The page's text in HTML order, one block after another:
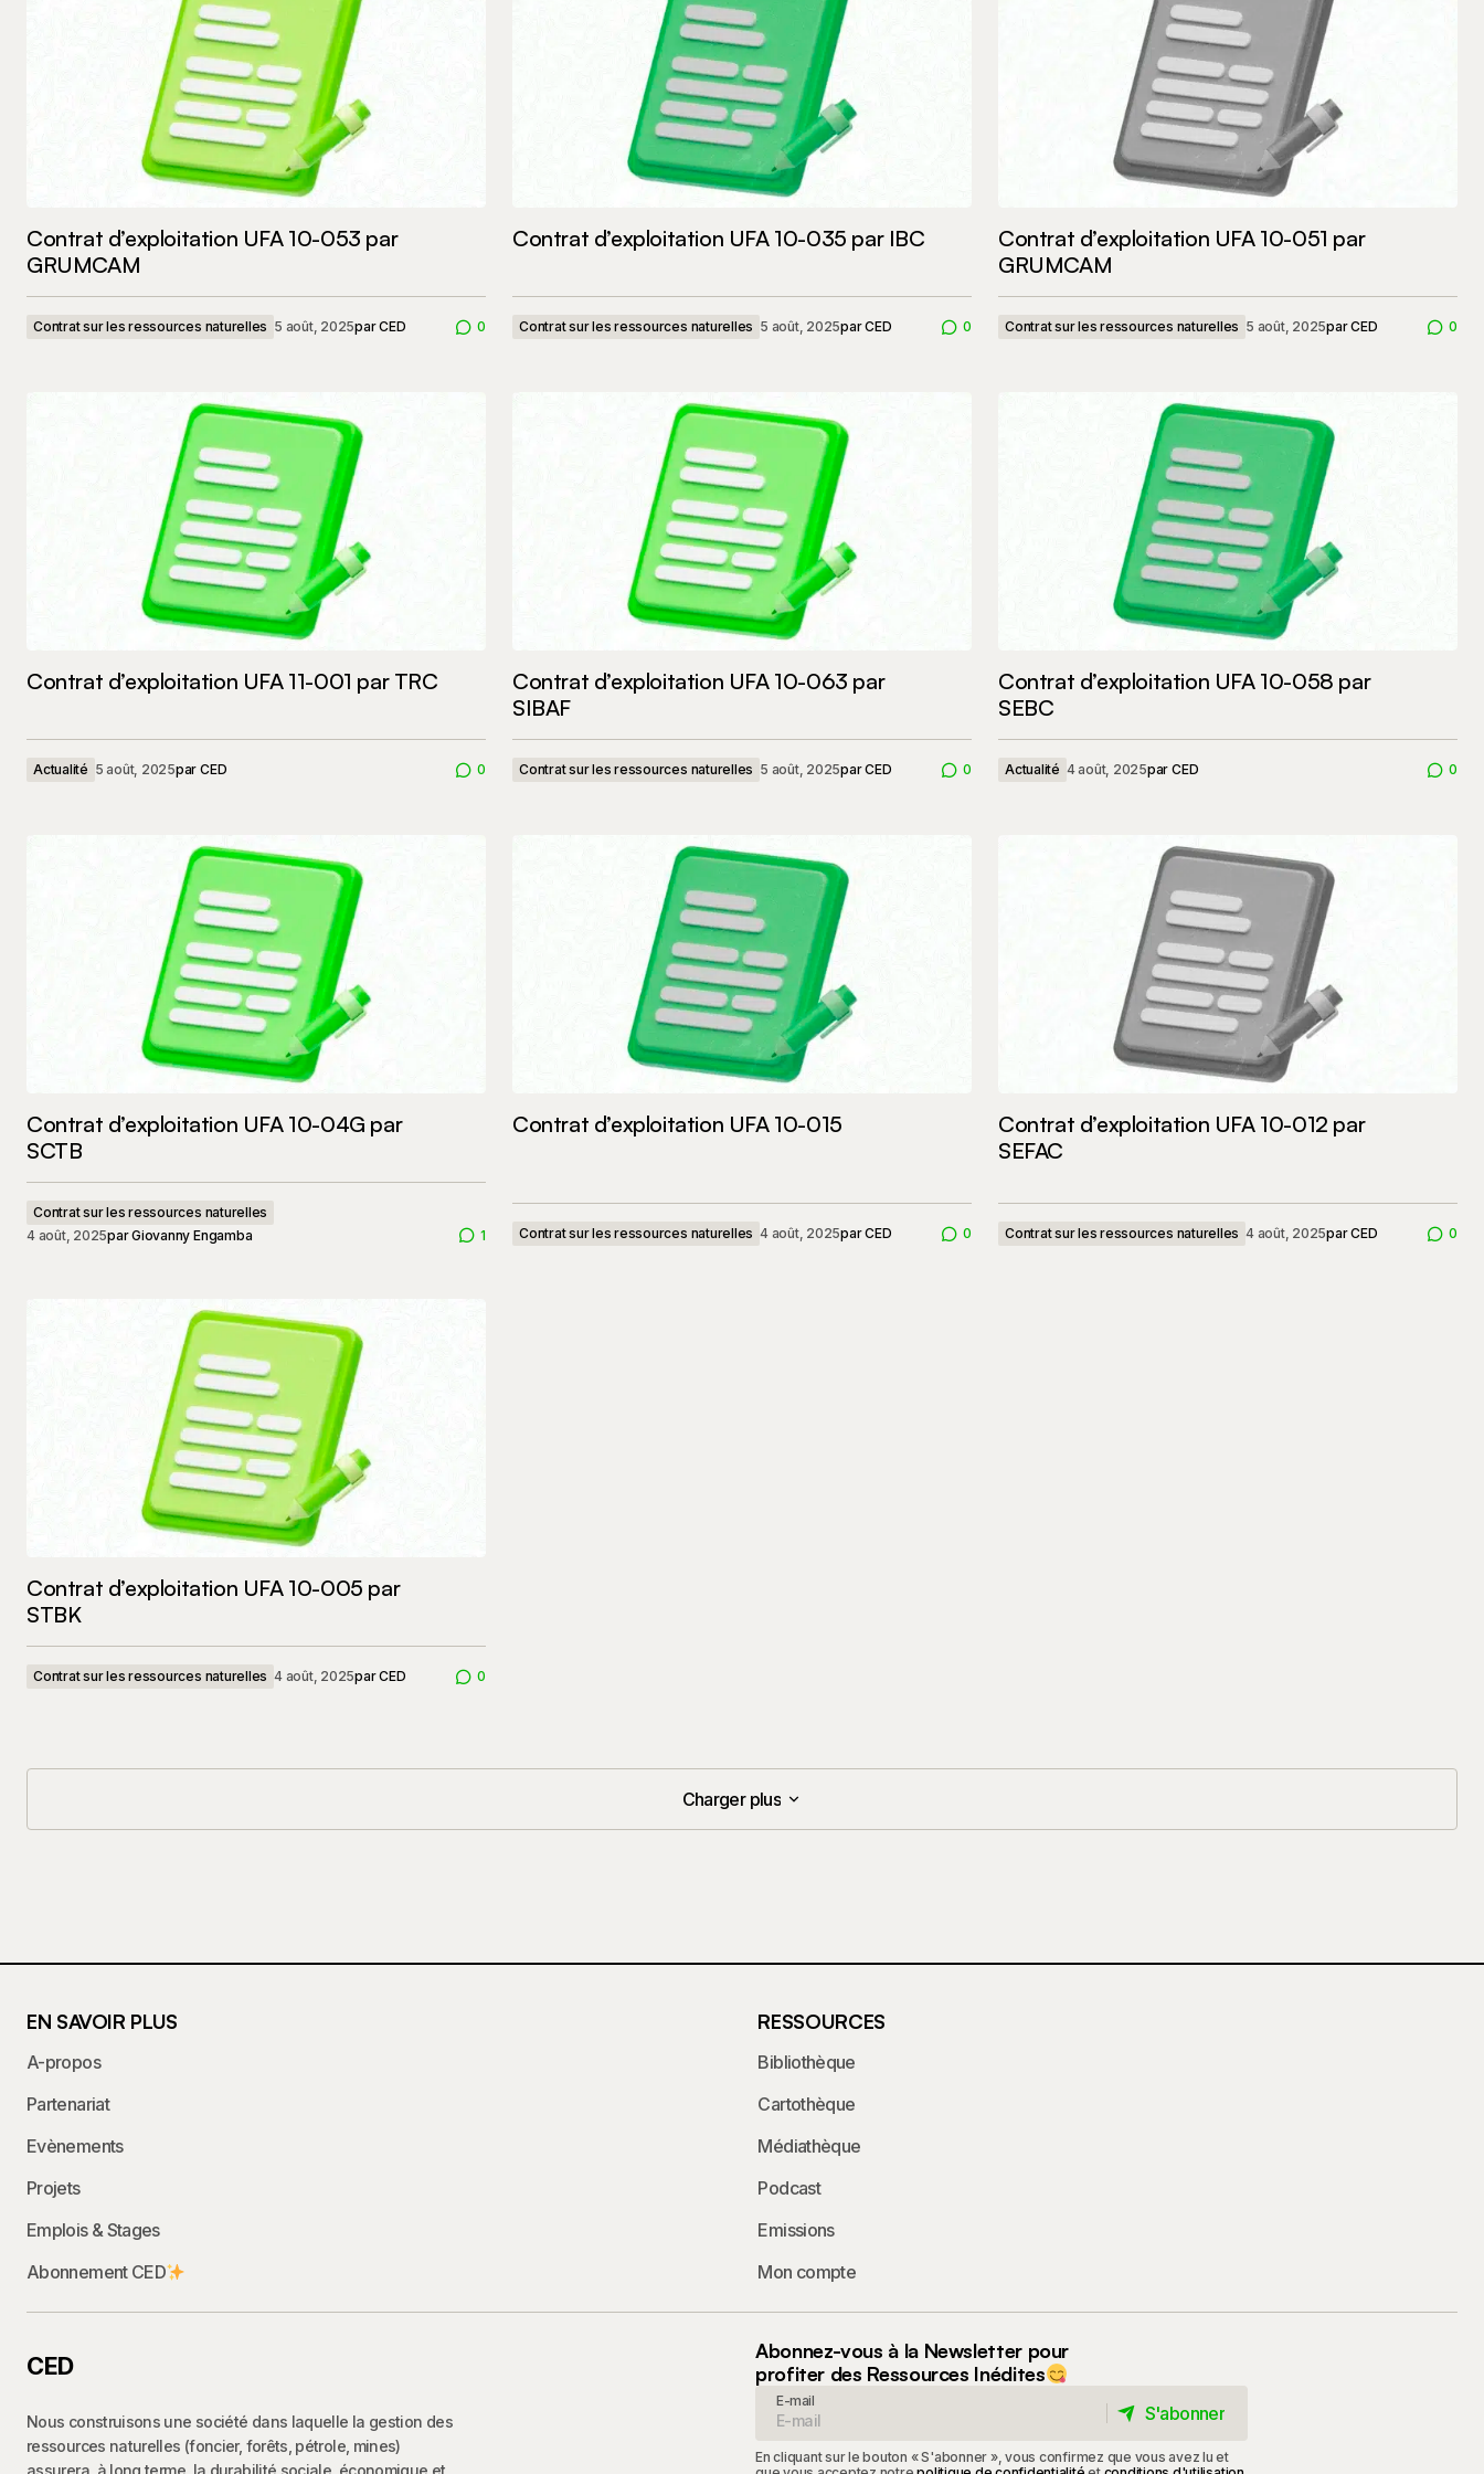
Contrat d’exploitation UFA 10-053 par
GRUMCAM
Contrat sur les ressources naturelles 5 août, 2025parCED 0
Contrat d’exploitation UFA 10-035 par IBC
Contrat sur les ressources naturelles 5 août, 2025parCED 0
Contrat d’exploitation UFA 10-051 par
GRUMCAM
Contrat sur les ressources naturelles 5 août, 2025parCED 0
Contrat d’exploitation UFA 11-001 par TRC
Actualité 5 août, 2025parCED 0
Contrat d’exploitation UFA 10-063 par
SIBAF
Contrat sur les ressources naturelles 5 août, 2025parCED 0
Contrat d’exploitation UFA 10-058 par
SEBC
Actualité 4 août, 2025parCED 0
Contrat d’exploitation UFA 10-04G par
SCTB
Contrat sur les ressources naturelles
4 août, 2025parGiovanny Engamba 1
Contrat d’exploitation UFA 10-015
Contrat sur les ressources naturelles 4 août, 2025parCED 0
Contrat d’exploitation UFA 10-012 par
SEFAC
Contrat sur les ressources naturelles 4 août, 2025parCED 0
Contrat d’exploitation UFA 10-005 par
STBK
Contrat sur les ressources naturelles 4 août, 2025parCED 0
Charger plus
Charger plus
CED
Nous construisons une société dans laquelle la gestion des
ressources naturelles (foncier, forêts, pétrole, mines)
assurera, à long terme, la durabilité sociale, économique et
EN SAVOIR PLUS
A-propos
Partenariat
Evènements
Projets
Emplois & Stages
Abonnement CED
RESSOURCES
Bibliothèque
Cartothèque
Médiathèque
Podcast
Emissions
Mon compte
Abonnez-vous à la Newsletter pour
profiter des Ressources Inédites
E-mail
S'abonner
En cliquant sur le bouton « S'abonner », vous confirmez que vous avez lu et